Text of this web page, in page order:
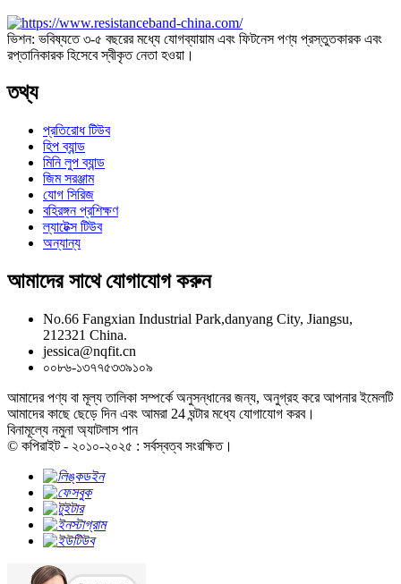
ভিশন: ভবিষ্যতে ৩-৫ বছরের মধ্যে যোগব্যায়াম এবং ফিটনেস পণ্য প্রস্তুতকারক এবং
রপ্তানিকারক হিসেবে স্বীকৃত নেতা হওয়া।
তথ্য
প্রতিরোধ টিউব
হিপ ব্যান্ড
মিনি লুপ ব্যান্ড
জিম সরঞ্জাম
যোগ সিরিজ
বহিরঙ্গন প্রশিক্ষণ
ল্যাটেক্স টিউব
অন্যান্য
আমাদের সাথে যোগাযোগ করুন
No.66 Fangxian Industrial Park,danyang City, Jiangsu,
212321 China.
jessica@nqfit.cn
০০৮৬-১৩৭৭৫৩৩৯১০৯
আমাদের পণ্য বা মূল্য তালিকা সম্পর্কে অনুসন্ধানের জন্য, অনুগ্রহ করে আপনার ইমেলটি
আমাদের কাছে ছেড়ে দিন এবং আমরা 24 ঘন্টার মধ্যে যোগাযোগ করব।
বিনামূল্যে নমুনা অ্যাটলাস পান
© কপিরাইট - ২০১০-২০২৫ : সর্বস্বত্ব সংরক্ষিত।